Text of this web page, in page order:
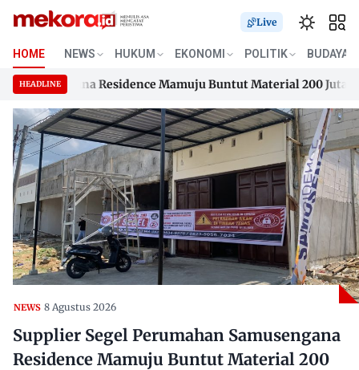
Skip
content
Live
HOME NEWS HUKUM EKONOMI POLITIK BUDAYA
HEADLINE Residence Mamuju Buntut Material 200 Juta
Residence Mamuju Buntut Material 200 Juta
NEWS 8 Agustus 2026
Supplier Segel Perumahan Samusengana
Residence Mamuju Buntut Material 200